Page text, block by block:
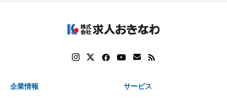
企業情報 サービス